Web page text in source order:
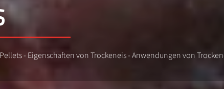
- Eigenschaften von Trockeneis - Anwendungen von